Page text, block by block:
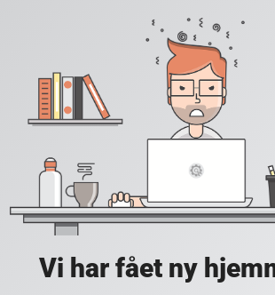
Vi har fået ny